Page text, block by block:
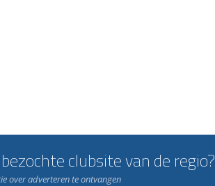
clubsite van de regio?
over adverteren te ontvangen